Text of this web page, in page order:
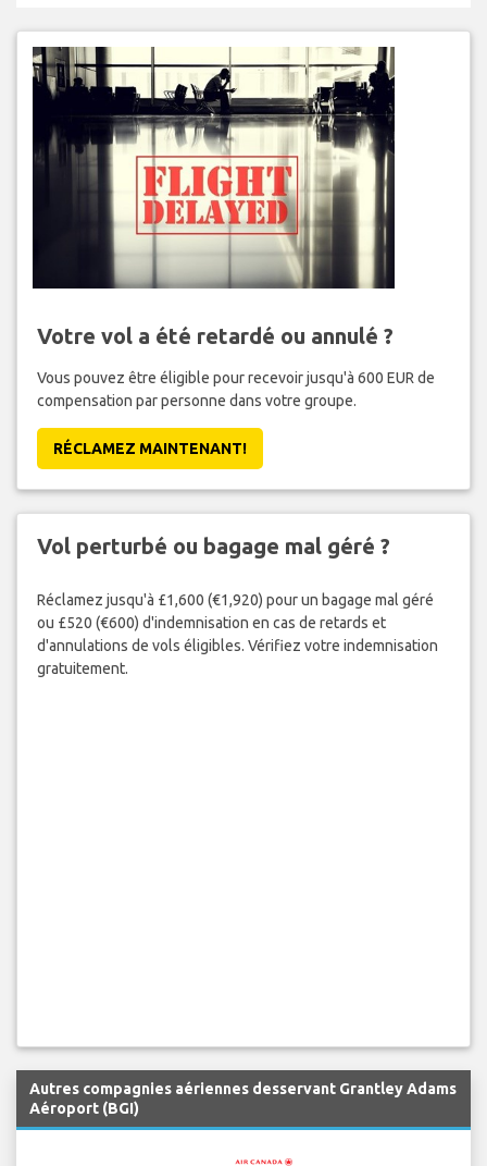
Votre vol a été retardé ou annulé ?
Vous pouvez être éligible pour recevoir jusqu'à 600 EUR de
compensation par personne dans votre groupe.
RÉCLAMEZ MAINTENANT!
Vol perturbé ou bagage mal géré ?
Réclamez jusqu'à £1,600 (€1,920) pour un bagage mal géré
ou £520 (€600) d'indemnisation en cas de retards et
d'annulations de vols éligibles. Vérifiez votre indemnisation
gratuitement.
Autres compagnies aériennes desservant Grantley Adams
Aéroport (BGI)